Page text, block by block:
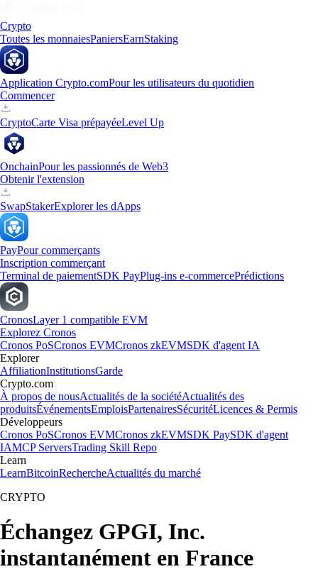
Crypto
Toutes les monnaiesPaniersEarnStaking
Application Crypto.comPour les utilisateurs du quotidien
Commencer
CryptoCarte Visa prépayéeLevel Up
OnchainPour les passionnés de Web3
Obtenir l'extension
SwapStakerExplorer les dApps
PayPour commerçants
Inscription commerçant
Terminal de paiementSDK PayPlug-ins e-commercePrédictions
CronosLayer 1 compatible EVM
Explorez Cronos
Cronos PoSCronos EVMCronos zkEVMSDK d'agent IA
Explorer
AffiliationInstitutionsGarde
Crypto.com
À propos de nousActualités de la sociétéActualités des
produitsÉvénementsEmploisPartenairesSécuritéLicences & Permis
Développeurs
Cronos PoSCronos EVMCronos zkEVMSDK PaySDK d'agent
IAMCP ServersTrading Skill Repo
Learn
LearnBitcoinRechercheActualités du marché
CRYPTO
Échangez GPGI, Inc.
instantanément en France